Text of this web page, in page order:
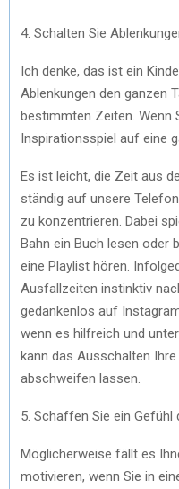
4. Schalten Sie
Ich denke, das ist ein
Ablenkungen den ganzen
bestimmten Zeiten. Wenn
Inspirationsspiel auf eine
Es ist leicht, die Zeit aus
ständig auf unsere
zu konzentrieren. Dabei
Bahn ein Buch lesen oder
eine Playlist hören.
Ausfallzeiten instinktiv
gedankenlos auf
wenn es hilfreich und
kann das Ausschalten
abschweifen lassen.
5. Schaffen Sie ein Gefühl
Möglicherweise fällt es
motivieren, wenn Sie in